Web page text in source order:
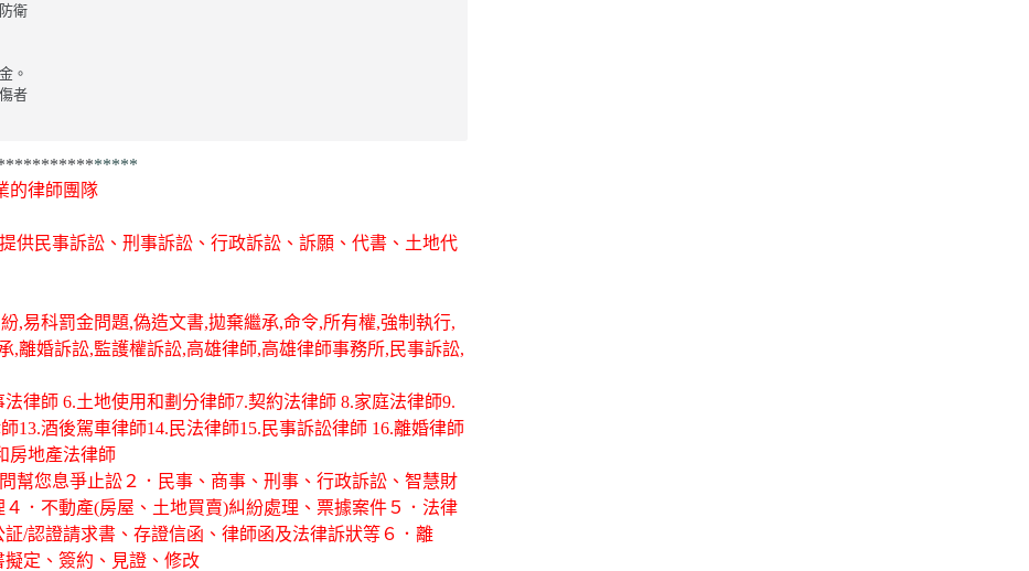
衛
。
者
*****
的律師團隊
供民事訴訟、刑事訴訟、行政訴訟、訴願、代書、土地代
,易科罰金問題,偽造文書,拋棄繼承,命令,所有權,強制執行,
離婚訴訟,監護權訴訟,高雄律師,高雄律師事務所,民事訴訟,
律師 6.土地使用和劃分律師7.契約法律師 8.家庭法律師9.
13.酒後駕車律師14.民法律師15.民事訴訟律師 16.離婚律師
房地產法律師
幫您息爭止訟２．民事、商事、刑事、行政訴訟、智慧財
．不動產(房屋、土地買賣)糾紛處理、票據案件５．法律
/認證請求書、存證信函、律師函及法律訴狀等６．離
定、簽約、見證、修改